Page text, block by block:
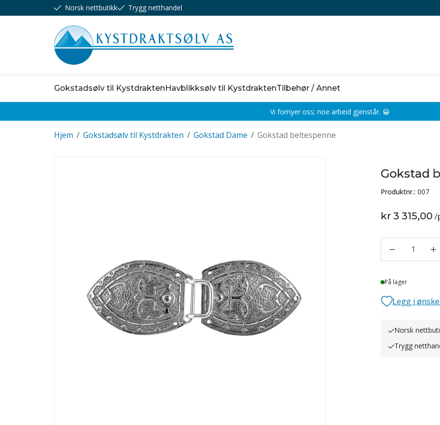
Norsk nettbutikk Trygg netthandel
Gokstadsølv til KystdraktenHavblikksølv til KystdraktenTilbehør / Annet
Vi fornyer oss; noe arbeid gjenstår. 😀
/
Hjem /
Gokstadsølv til Kystdrakten /
Gokstad Dame Gokstad beltespenne
Gokstad
Produktnr.: 007
kr 3 315,00 /
1
Lager
På lager
Legg i
Norsk
Trygg